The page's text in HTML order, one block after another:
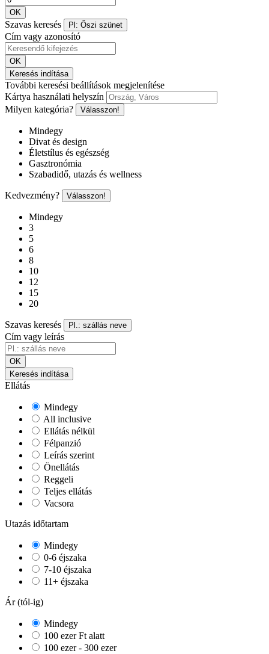
OK
Szavas keresés Pl: Őszi szünet
Cím vagy azonosító
OK
Keresés indítása
További keresési beállítások megjelenítése
Kártya használati helyszín
Milyen kategória?
Válasszon!
Mindegy
Divat és design
Életstílus és egészség
Gasztronómia
Szabadidő, utazás és wellness
Kedvezmény? Válasszon!
Mindegy
3
5
6
8
10
12
15
20
Szavas keresés Pl.: szállás neve
Cím vagy leírás
OK
Keresés indítása
Ellátás
Mindegy
All inclusive
Ellátás nélkül
Félpanzió
Leírás szerint
Önellátás
Reggeli
Teljes ellátás
Vacsora
Utazás időtartam
Mindegy
0-6 éjszaka
7-10 éjszaka
11+ éjszaka
Ár (tól-ig)
Mindegy
100 ezer Ft alatt
100 ezer - 300 ezer